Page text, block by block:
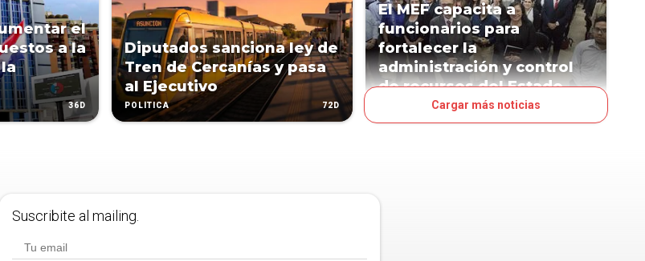
el
a la
36D
Diputados sanciona ley de
Tren de Cercanías y pasa
al Ejecutivo
POLÍTICA 72D
El MEF capacita a
funcionarios para
fortalecer la
administración y control
de recursos del Estado
Cargar más noticias
Suscribite al mailing.